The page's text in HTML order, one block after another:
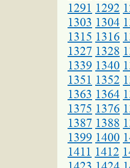
1291 1292
1303 1304
1315 1316
1327 1328
1339 1340
1351 1352
1363 1364
1375 1376
1387 1388
1399 1400
1411 1412